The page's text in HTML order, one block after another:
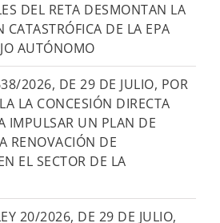
DEL RETA DESMONTAN LA
CATASTRÓFICA DE LA EPA
AUTÓNOMO
2026, DE 29 DE JULIO, POR
LA CONCESIÓN DIRECTA
IMPULSAR UN PLAN DE
RENOVACIÓN DE
EL SECTOR DE LA
20/2026, DE 29 DE JULIO,